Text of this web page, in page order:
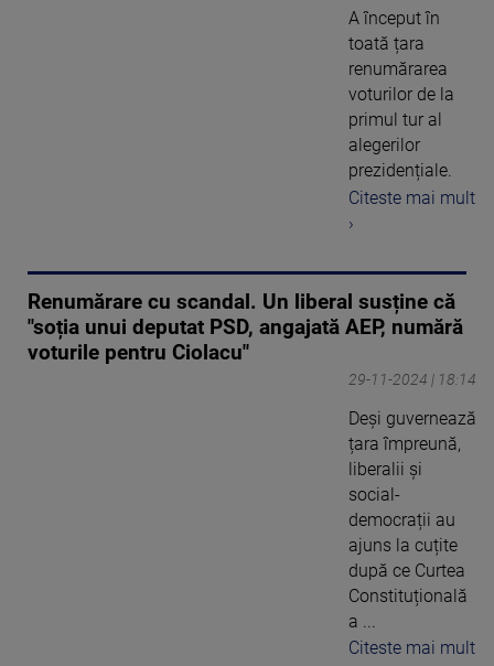
A început în
toată țara
renumărarea
voturilor de la
primul tur al
alegerilor
prezidențiale.
Citeste mai mult
›
Renumărare cu scandal. Un liberal susține că
"soția unui deputat PSD, angajată AEP, numără
voturile pentru Ciolacu"
29-11-2024 | 18:14
Deși guvernează
țara împreună,
liberalii și
social-
democrații au
ajuns la cuțite
după ce Curtea
Constituțională
a ...
Citeste mai mult